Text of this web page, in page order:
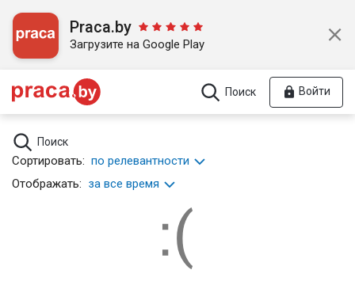
Praca.by
Загрузите на Google Play
Поиск Войти
Поиск
Сортировать: по релевантности
Отображать: за все время